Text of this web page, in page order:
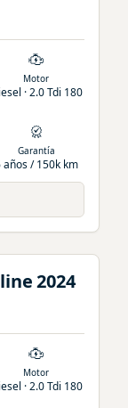
Motor
· 2.0 Tdi 180
Garantía
años / 150k km
2024
Motor
· 2.0 Tdi 180